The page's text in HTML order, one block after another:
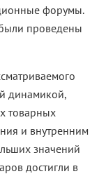
форумы.
проведены
динамикой,
товарных
и внутренним
значений
достигли в